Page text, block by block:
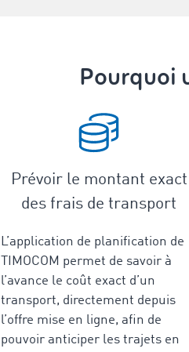
Pourquoi
Prévoir le montant exact
des frais de transport
L’application de planification de
TIMOCOM permet de savoir à
l’avance le coût exact d’un
transport, directement depuis
l’offre mise en ligne, afin de
pouvoir anticiper les trajets en